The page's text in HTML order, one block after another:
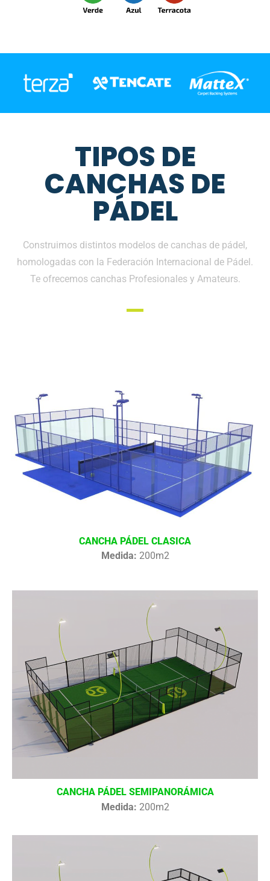
TIPOS DE
CANCHAS DE
PÁDEL
Construimos distintos modelos de canchas de pádel,
homologadas con la Federación Internacional de Pádel.
Te ofrecemos canchas Profesionales y Amateurs.
CANCHA PÁDEL CLASICA
Medida: 200m2
CANCHA PÁDEL SEMIPANORÁMICA
Medida: 200m2